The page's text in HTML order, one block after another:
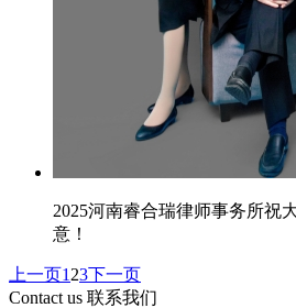
2025河南睿合瑞律师事务所祝
意！
上一页1 23下一页
Contact us 联系我们